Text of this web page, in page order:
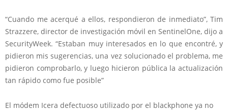
“Cuando me acerqué a ellos, respondieron de inmediato”, Tim
Strazzere, director de investigación móvil en SentinelOne, dijo a
SecurityWeek. “Estaban muy interesados ​​en lo que encontré, y
pidieron mis sugerencias, una vez solucionado el problema, me
pidieron comprobarlo, y luego hicieron pública la actualización
tan rápido como fue posible”
El módem Icera defectuoso utilizado por el blackphone ya no